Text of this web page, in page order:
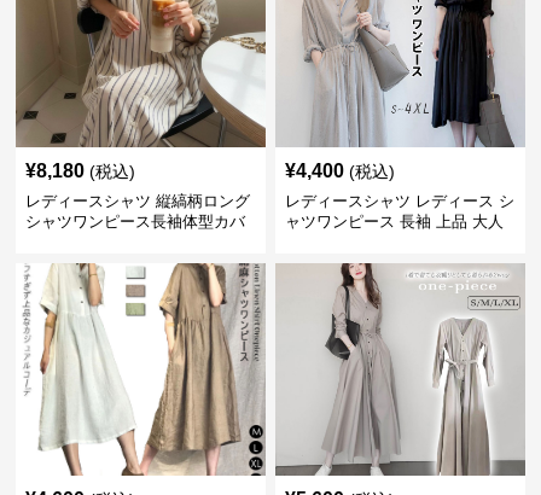
¥8,180 (税込)
レディースシャツ 縦縞柄ロング
シャツワンピース長袖体型カバ
¥4,400 (税込)
レディースシャツ レディース シ
ャツワンピース 長袖 上品 大人